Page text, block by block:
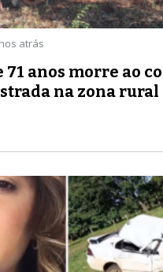
atrás
71 anos morre ao
na zona rural